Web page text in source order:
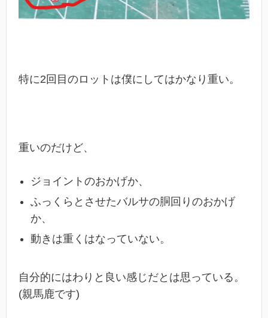
特に2回目のロットは僕にしてはかなり重い。
重いのだけど、
ジョイントのおかげか、
ふっくらとさせたバルサの胴回りのおかげ
か、
動きは重くはなっていない。
自分的にはわりと良い感じだとは思っている。
(親馬鹿です)